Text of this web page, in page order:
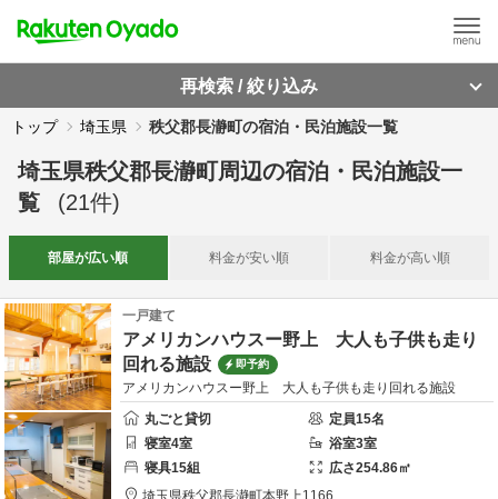
再検索 / 絞り込み
トップ 埼玉県 秩父郡長瀞町の宿泊・民泊施設一覧
埼玉県秩父郡長瀞町周辺の宿泊・民泊施設一
覧
(21件)
部屋が広い順 料金が安い順 料金が高い順
一戸建て
アメリカンハウスー野上 大人も子供も走り
回れる施設
即予約
アメリカンハウスー野上 大人も子供も走り回れる施設
丸ごと貸切
定員15名
寝室4室 浴室3室
寝具15組 広さ254.86㎡
埼玉県秩父郡長瀞町本野上1166